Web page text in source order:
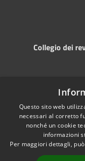
Collegio dei
Accessibility
Privacy
Cookie
Sitemap
Questo sito web
necessari al corretto
nonché un cookie
informazioni
Per maggiori dettagli,